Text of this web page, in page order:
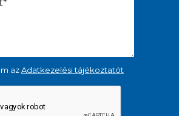
azAdatkezelési tájékoztatót